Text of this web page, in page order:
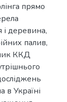
прямо
і деревина,
палив,
ККД
в Україні